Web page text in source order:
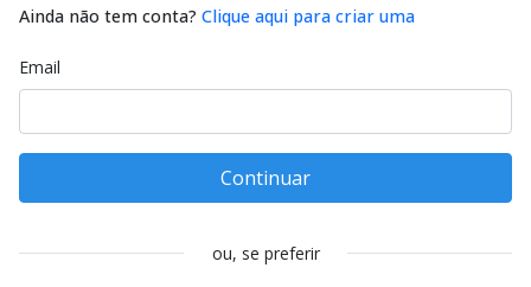
Ainda não tem conta? Clique aqui para criar uma
Email
Continuar
ou, se preferir